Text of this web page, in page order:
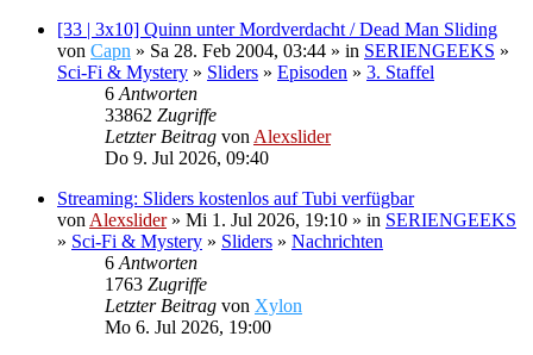
[33 | 3x10] Quinn unter Mordverdacht / Dead Man Sliding
von Capn » Sa 28. Feb 2004, 03:44 » in SERIENGEEKS »
Sci-Fi & Mystery » Sliders » Episoden » 3. Staffel
6 Antworten
33862 Zugriffe
Letzter Beitrag von Alexslider
Do 9. Jul 2026, 09:40
Streaming: Sliders kostenlos auf Tubi verfügbar
von Alexslider» Mi 1. Jul 2026, 19:10 » in SERIENGEEKS
» Sci-Fi & Mystery » Sliders » Nachrichten
6 Antworten
1763 Zugriffe
Letzter Beitrag von Xylon
Mo 6. Jul 2026, 19:00